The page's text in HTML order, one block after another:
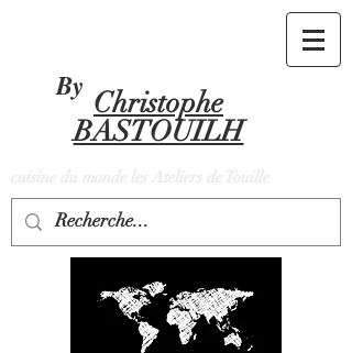
By
Christophe
BASTOUILH
cuisine du monde les Ateliers de Touille